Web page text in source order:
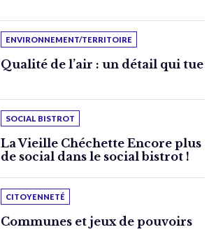
ENVIRONNEMENT/TERRITOIRE
Qualité de l’air : un détail qui tue
SOCIAL BISTROT
La Vieille Chéchette Encore plus
de social dans le social bistrot !
CITOYENNETÉ
Communes et jeux de pouvoirs